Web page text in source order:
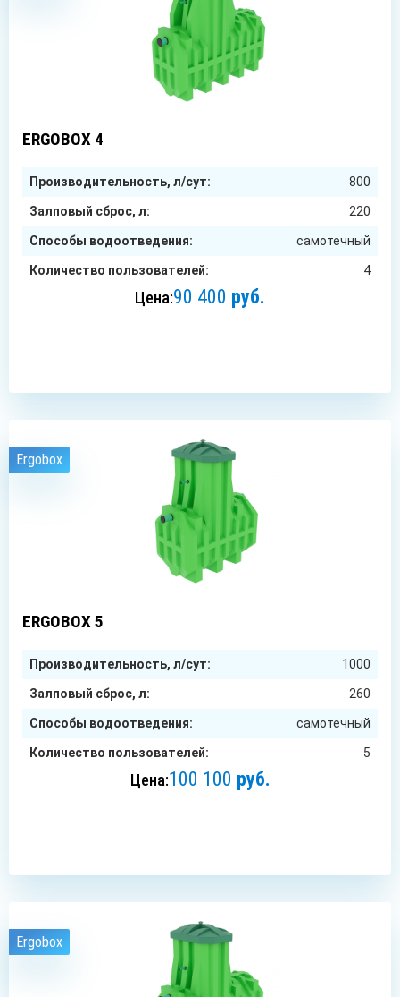
ERGOBOX 4
Производительность, л/сут: 800
Залповый сброс, л: 220
Способы водоотведения: самотечный
Количество пользователей: 4
Цена:90 400 руб.
Ergobox
ERGOBOX 5
Производительность, л/сут: 1000
Залповый сброс, л: 260
Способы водоотведения: самотечный
Количество пользователей: 5
Цена:100 100 руб.
Ergobox